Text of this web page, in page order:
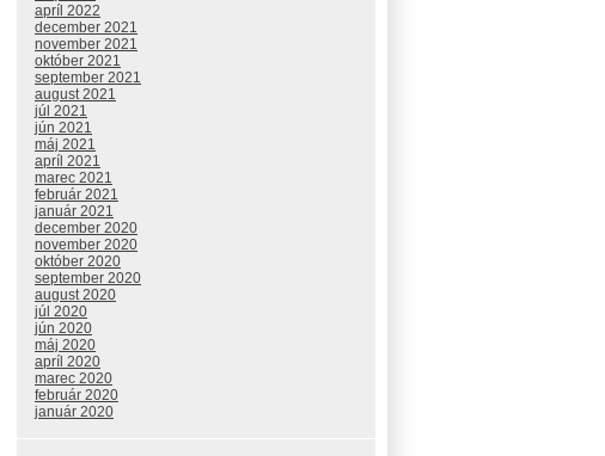
apríl 2022
december 2021
november 2021
október 2021
september 2021
august 2021
júl 2021
jún 2021
máj 2021
apríl 2021
marec 2021
február 2021
január 2021
december 2020
november 2020
október 2020
september 2020
august 2020
júl 2020
jún 2020
máj 2020
apríl 2020
marec 2020
február 2020
január 2020